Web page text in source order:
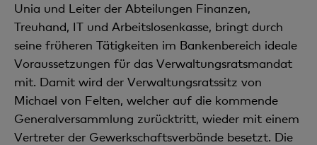
Unia und Leiter der Abteilungen Finanzen,
Treuhand, IT und Arbeitslosenkasse, bringt durch
seine früheren Tätigkeiten im Bankenbereich ideale
Voraussetzungen für das Verwaltungsratsmandat
mit. Damit wird der Verwaltungsratssitz von
Michael von Felten, welcher auf die kommende
Generalversammlung zurücktritt, wieder mit einem
Vertreter der Gewerkschaftsverbände besetzt. Die